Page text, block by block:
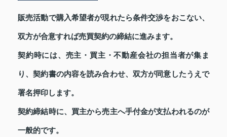
販売活動で購入希望者が現れたら条件交渉をおこない、
双方が合意すれば売買契約の締結に進みます。
契約時には、売主・買主・不動産会社の担当者が集ま
り、契約書の内容を読み合わせ、双方が同意したうえで
署名押印します。
契約締結時に、買主から売主へ手付金が支払われるのが
一般的です。